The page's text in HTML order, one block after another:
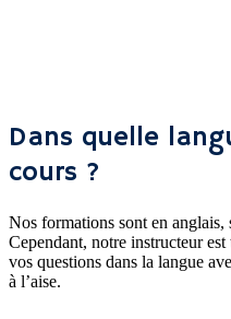
Dans quelle
cours ?
Nos formations sont en
Cependant, notre instructeur
vos questions dans la langue
à l’aise.